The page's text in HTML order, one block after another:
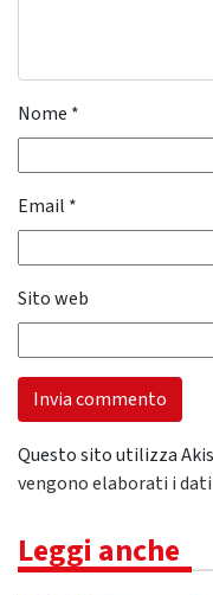
Nome *
Email *
Sito web
Questo sito utilizza
vengono elaborati i
Leggi anche